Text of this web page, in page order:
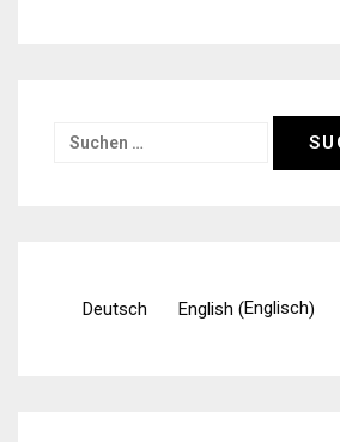
Suchen
Deutsch English (Englisch)